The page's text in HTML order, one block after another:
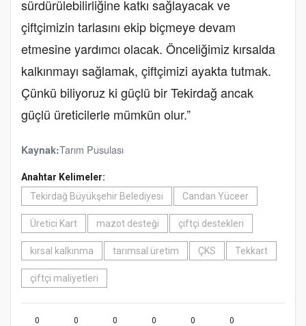
sürdürülebilirliğine katkı sağlayacak ve
çiftçimizin tarlasını ekip biçmeye devam
etmesine yardımcı olacak. Önceliğimiz kırsalda
kalkınmayı sağlamak, çiftçimizi ayakta tutmak.
Çünkü biliyoruz ki güçlü bir Tekirdağ ancak
güçlü üreticilerle mümkün olur.”
Kaynak:Tarım Pusulası
Anahtar Kelimeler:
Tekirdağ Büyükşehir Belediyesi
Candan Yüceer
Üretici Kart mazot desteği çiftçi destekleri
kırsal kalkınma tarımsal üretim ÇKS Tekkart
çiftçi maliyetleri
0 0 0 0 0 0